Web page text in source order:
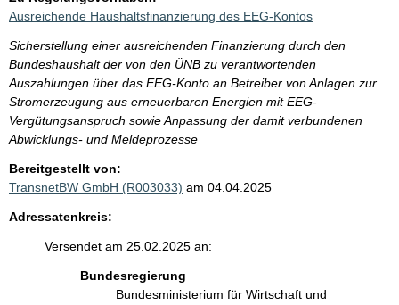
Ausreichende Haushaltsfinanzierung des EEG-Kontos
Sicherstellung einer ausreichenden Finanzierung durch den
Bundeshaushalt der von den ÜNB zu verantwortenden
Auszahlungen über das EEG-Konto an Betreiber von Anlagen zur
Stromerzeugung aus erneuerbaren Energien mit EEG-
Vergütungsanspruch sowie Anpassung der damit verbundenen
Abwicklungs- und Meldeprozesse
Bereitgestellt von:
TransnetBW GmbH (R003033) am 04.04.2025
Adressatenkreis:
Versendet am 25.02.2025 an:
Bundesregierung
Bundesministerium für Wirtschaft und